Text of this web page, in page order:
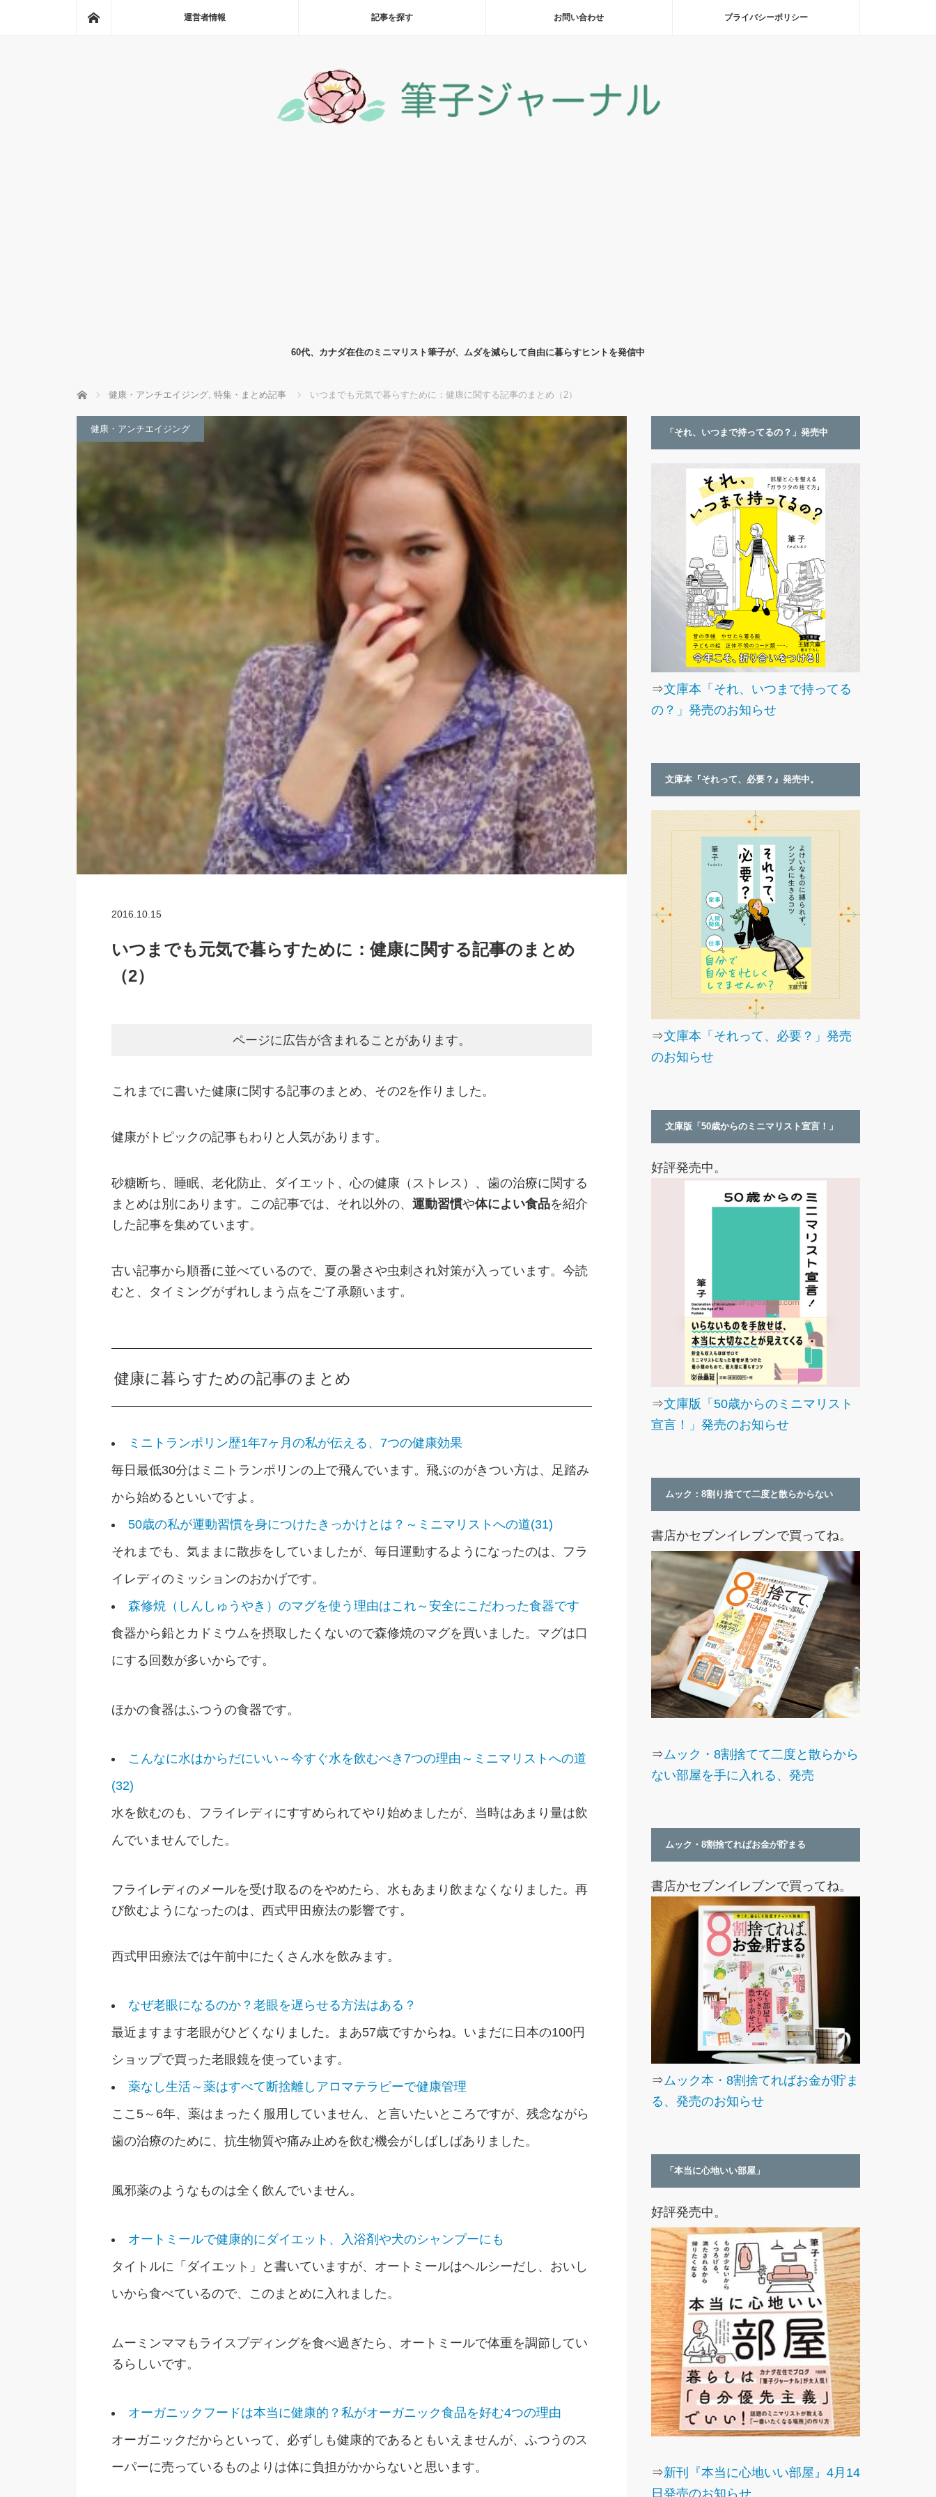
運営者情報 記事を探す お問い合わせ プライバシーポリシー
60代、カナダ在住のミニマリスト筆子が、ムダを減らして自由に暮らすヒントを発信中
ホーム 健康・アンチエイジング, 特集・まとめ記事 いつまでも元気で暮らすために：健康に関する記事のまとめ（2）
健康・アンチエイジング
2016.10.15
いつまでも元気で暮らすために：健康に関する記事のまとめ
（2）
ページに広告が含まれることがあります。
これまでに書いた健康に関する記事のまとめ、その2を作りました。
健康がトピックの記事もわりと人気があります。
砂糖断ち、睡眠、老化防止、ダイエット、心の健康（ストレス）、歯の治療に関する
まとめは別にあります。この記事では、それ以外の、 運動習慣や体によい食品を紹介
した記事を集めています。
古い記事から順番に並べているので、夏の暑さや虫刺され対策が入っています。今読
むと、タイミングがずれしまう点をご了承願います。
健康に暮らすための記事のまとめ
ミニトランポリン歴1年7ヶ月の私が伝える、7つの健康効果
毎日最低30分はミニトランポリンの上で飛んでいます。飛ぶのがきつい方は、足踏み
から始めるといいですよ。
50歳の私が運動習慣を身につけたきっかけとは？～ミニマリストへの道(31)
それまでも、気ままに散歩をしていましたが、毎日運動するようになったのは、フラ
イレディのミッションのおかげです。
森修焼（しんしゅうやき）のマグを使う理由はこれ～安全にこだわった食器です
食器から鉛とカドミウムを摂取したくないので森修焼のマグを買いました。マグは口
にする回数が多いからです。
ほかの食器はふつうの食器です。
こんなに水はからだにいい～今すぐ水を飲むべき7つの理由～ミニマリストへの道
(32)
水を飲むのも、フライレディにすすめられてやり始めましたが、当時はあまり量は飲
んでいませんでした。
フライレディのメールを受け取るのをやめたら、水もあまり飲まなくなりました。再
び飲むようになったのは、西式甲田療法の影響です。
西式甲田療法では午前中にたくさん水を飲みます。
なぜ老眼になるのか？老眼を遅らせる方法はある？
最近ますます老眼がひどくなりました。まあ57歳ですからね。いまだに日本の100円
ショップで買った老眼鏡を使っています。
薬なし生活～薬はすべて断捨離しアロマテラピーで健康管理
ここ5～6年、薬はまったく服用していません、と言いたいところですが、残念ながら
歯の治療のために、抗生物質や痛み止めを飲む機会がしばしばありました。
風邪薬のようなものは全く飲んでいません。
オートミールで健康的にダイエット、入浴剤や犬のシャンプーにも
タイトルに「ダイエット」と書いていますが、オートミールはヘルシーだし、おいし
いから食べているので、このまとめに入れました。
ムーミンママもライスプディングを食べ過ぎたら、オートミールで体重を調節してい
るらしいです。
オーガニックフードは本当に健康的？私がオーガニック食品を好む4つの理由
オーガニックだからといって、必ずしも健康的であるともいえませんが、ふつうのス
ーパーに売っているものよりは体に負担がかからないと思います。
「それ、いつまで持ってるの？」発売中
⇒文庫本「それ、いつまで持ってる
の？」発売のお知らせ
文庫本『それって、必要？』発売中。
⇒文庫本「それって、必要？」発売
のお知らせ
文庫版「50歳からのミニマリスト宣言！」
好評発売中。
⇒文庫版「50歳からのミニマリスト
宣言！」発売のお知らせ
ムック：8割り捨てて二度と散らからない
書店かセブンイレブンで買ってね。
⇒ムック・8割捨てて二度と散らから
ない部屋を手に入れる、発売
ムック・8割捨てればお金が貯まる
書店かセブンイレブンで買ってね。
⇒ムック本・8割捨てればお金が貯ま
る、発売のお知らせ
「本当に心地いい部屋」
好評発売中。
⇒新刊『本当に心地いい部屋』4月14
日発売のお知らせ